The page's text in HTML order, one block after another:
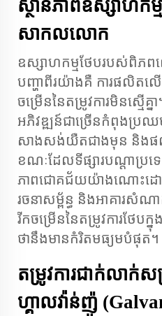
ស្ថានភាព​ឧស្សាហក
សាកលលោក
ឧស្សាហកម្មថែបរបស់ពិភ
បញ្ហាពីរយ៉ាងគឺ ការផលិត
ចម្រើន​នៃ​តម្រូវការ​មិន​ស្មើ​គ្
អភិវឌ្ឍន៍​ជាច្រើន​កំពុង​ប្រ
សាងសង់​យឺត​ជាង​មុន និង​ផ
ខណៈ​ដែល​ទីផ្សារ​បណ្តាប្រទ
ភាព​ជោគ​ជ័យ​យ៉ាង​ណោះ​ដោ
រចនាសម្ព័ន្ធ និង​អាគារ​សំណ
រីក​ចម្រើន​នៃ​តម្រូវការ​ថែប​ក្នុ
ថា​នឹង​មាន​កំរិត​មធ្យម​បំផុត​។
តម្រូវការ​ជាក់លាក់​ស
ហ្គាលវ៉ាន់ញ៉ូ